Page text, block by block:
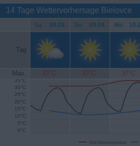
14 Tage Wettervorhersage Bielovce
Sa. 08.08. So. 09.08. Mo.
Tag
Max. 33°C 33°C 37°C
Höchsttemperatur
0°C
5°C
10°C
15°C
20°C
25°C
30°C
35°C